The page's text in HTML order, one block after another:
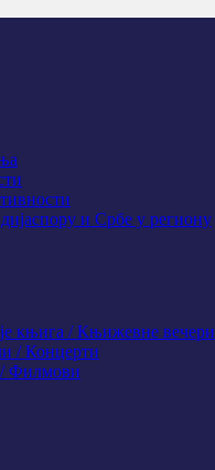
и Србе у региону
књига / Књижевне вечери
/ Концерти
Филмови